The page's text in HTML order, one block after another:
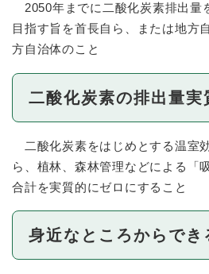
2050年までに二酸化炭素排出量
目指す旨を首長自ら、または地方
方自治体のこと
二酸化炭素の排出量実
二酸化炭素をはじめとする温室
ら、植林、森林管理などによる「
合計を実質的にゼロにすること
身近なところからでき